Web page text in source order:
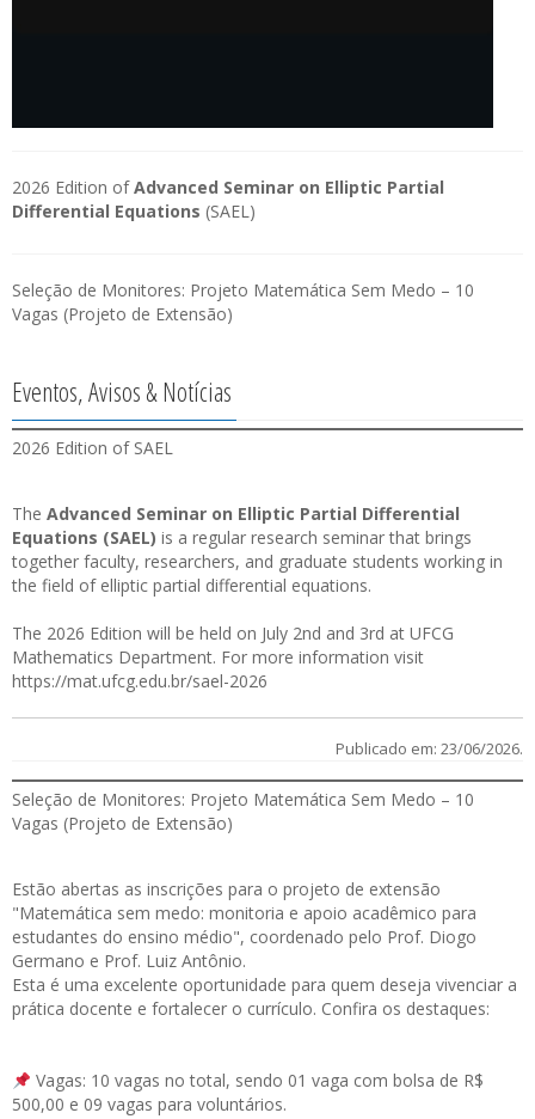
2026 Edition ofAdvanced Seminar on Elliptic Partial
Differential Equations (SAEL)
Seleção de Monitores: Projeto Matemática Sem Medo – 10
Vagas (Projeto de Extensão)
Eventos, Avisos & Notícias
2026 Edition of SAEL
The Advanced Seminar on Elliptic Partial Differential
Equations (SAEL) is a regular research seminar that brings
together faculty, researchers, and graduate students working in
the field of elliptic partial differential equations.
The 2026 Edition will be held on July 2nd and 3rd at UFCG
Mathematics Department. For more information visit
https://mat.ufcg.edu.br/sael-2026
Publicado em: 23/06/2026.
Seleção de Monitores: Projeto Matemática Sem Medo – 10
Vagas (Projeto de Extensão)
Estão abertas as inscrições para o projeto de extensão
"Matemática sem medo: monitoria e apoio acadêmico para
estudantes do ensino médio", coordenado pelo Prof. Diogo
Germano e Prof. Luiz Antônio.
Esta é uma excelente oportunidade para quem deseja vivenciar a
prática docente e fortalecer o currículo. Confira os destaques:
Vagas: 10 vagas no total, sendo 01 vaga com bolsa de R$
500,00 e 09 vagas para voluntários.